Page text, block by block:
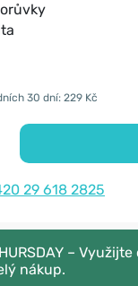
30 dní: 229 Kč
29 618 2825
–
nákup.